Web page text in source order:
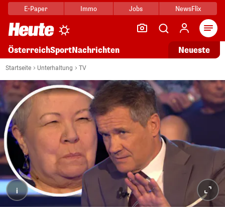
E-Paper Immo Jobs NewsFlix
ÖsterreichSportNachrichten Neueste
Startseite Unterhaltung TV
i